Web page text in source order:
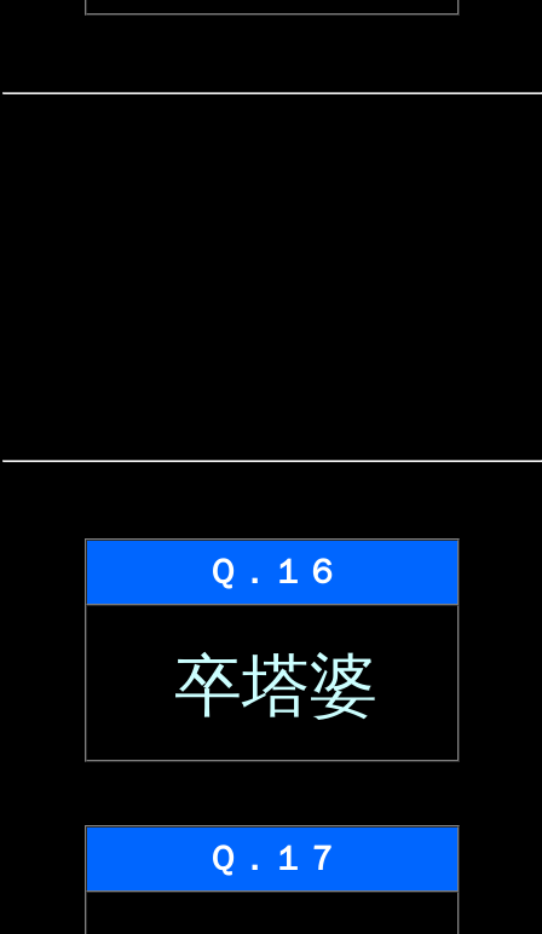
Ｑ．１６
卒塔婆
Ｑ．１７